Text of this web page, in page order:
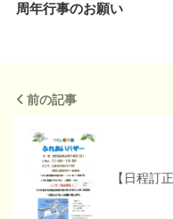
周年行事のお願い
前の記事
【日程訂